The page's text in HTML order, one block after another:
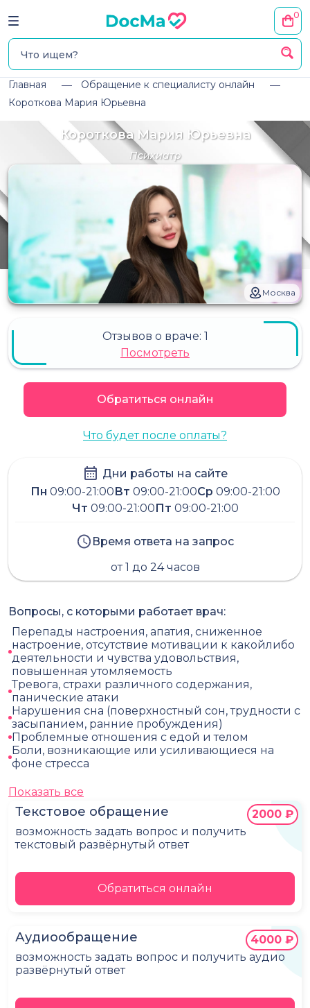
0
Главная
Обращение к специалисту онлайн
Короткова Мария Юрьевна
Короткова Мария Юрьевна
Психиатр
Москва
Отзывов о враче: 1
Посмотреть
Обратиться онлайн
Что будет после оплаты?
Дни работы на сайте
Пн 09:00-21:00 Вт 09:00-21:00Ср 09:00-21:00
Чт 09:00-21:00 Пт 09:00-21:00
Время ответа на запрос
от 1 до 24 часов
Текстовое обращение
возможность задать вопрос и получить
текстовый развёрнутый ответ
2000 ₽
Обратиться онлайн
Аудиообращение
возможность задать вопрос и получить аудио
развёрнутый ответ
4000 ₽
Вопросы, с которыми работает врач:
Перепады настроения, апатия, сниженное
настроение, отсутствие мотивации к какойлибо
деятельности и чувства удовольствия,
повышенная утомляемость
Тревога, страхи различного содержания,
панические атаки
Нарушения сна (поверхностный сон, трудности с
засыпанием, ранние пробуждения)
Проблемные отношения с едой и телом
Боли, возникающие или усиливающиеся на
фоне стресса
Показать все